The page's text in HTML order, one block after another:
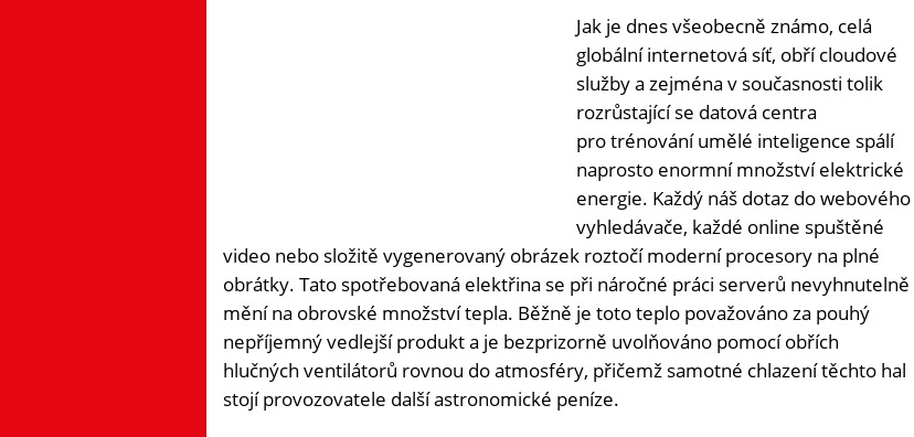
Jak je dnes všeobecně známo, celá
globální internetová síť, obří cloudové
služby a zejména v současnosti tolik
rozrůstající se datová centra
pro trénování umělé inteligence spálí
naprosto enormní množství elektrické
energie. Každý náš dotaz do webového
vyhledávače, každé online spuštěné
video nebo složitě vygenerovaný obrázek roztočí moderní procesory na plné
obrátky. Tato spotřebovaná elektřina se při náročné práci serverů nevyhnutelně
mění na obrovské množství tepla. Běžně je toto teplo považováno za pouhý
nepříjemný vedlejší produkt a je bezprizorně uvolňováno pomocí obřích
hlučných ventilátorů rovnou do atmosféry, přičemž samotné chlazení těchto hal
stojí provozovatele další astronomické peníze.